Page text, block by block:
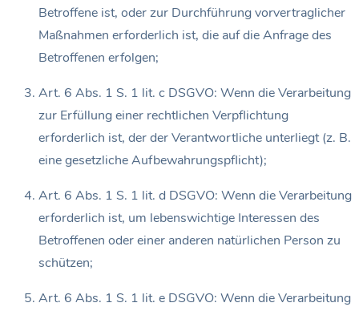
Betroffene ist, oder zur Durchführung vorvertraglicher
Maßnahmen erforderlich ist, die auf die Anfrage des
Betroffenen erfolgen;
Art. 6 Abs. 1 S. 1 lit. c DSGVO: Wenn die Verarbeitung
zur Erfüllung einer rechtlichen Verpflichtung
erforderlich ist, der der Verantwortliche unterliegt (z. B.
eine gesetzliche Aufbewahrungspflicht);
Art. 6 Abs. 1 S. 1 lit. d DSGVO: Wenn die Verarbeitung
erforderlich ist, um lebenswichtige Interessen des
Betroffenen oder einer anderen natürlichen Person zu
schützen;
Art. 6 Abs. 1 S. 1 lit. e DSGVO: Wenn die Verarbeitung